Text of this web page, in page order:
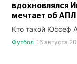
вдохновлялся
мечтает об АПЛ
Кто такой Юссеф
Футбол 16 августа